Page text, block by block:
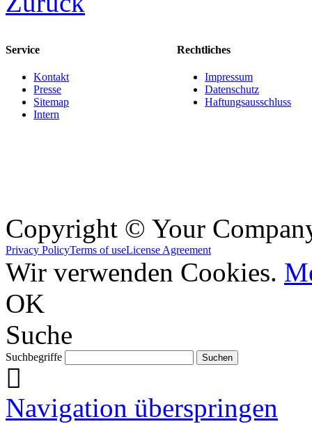
Service
Kontakt
Presse
Sitemap
Intern
Rechtliches
Impressum
Datenschutz
Haftungsausschluss
Copyright © Your
Privacy PolicyTerms of useLicense Agreement
Wir verwenden Cookies.
OK
Suche
Suchbegriffe
Navigation überspringen